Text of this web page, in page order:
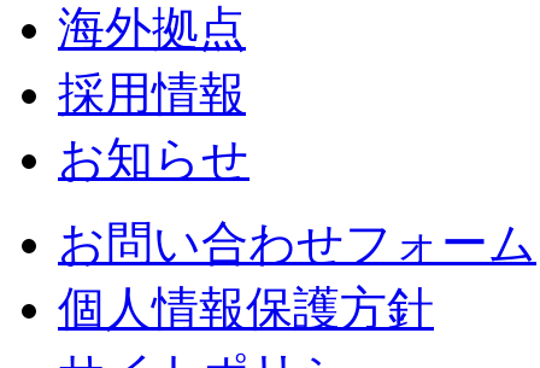
海外拠点
採用情報
お知らせ
お問い合わせフォーム
個人情報保護方針